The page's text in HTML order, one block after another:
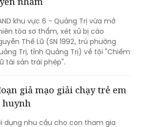
khu vực 6 - Quảng Trị vừa mở
tòa sơ thẩm, xét xử bị cáo
Thế Lữ (SN 1992, trú phường
Trị, tỉnh Quảng Trị) về tội "Chiếm
tài sản trái phép".
giả mạo giải chạy trẻ em
huynh
dụng nhu cầu cho con tham gia